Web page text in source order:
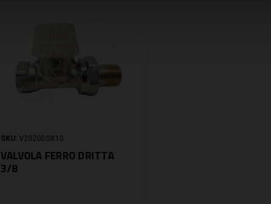
SKU: V2020DSX10
VALVOLA FERRO DRITTA
3/8